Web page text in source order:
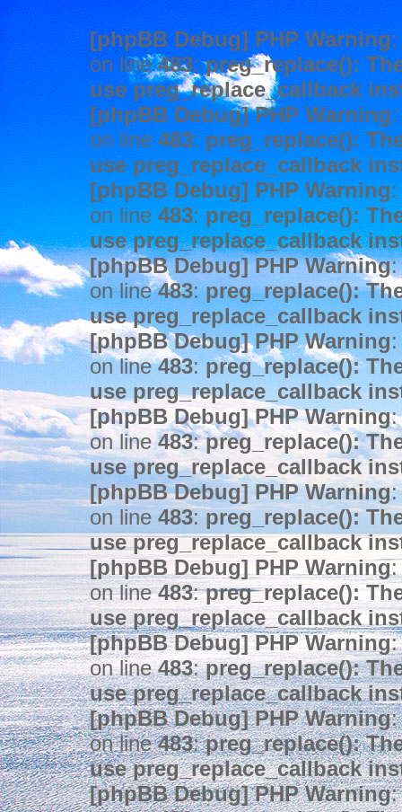
[phpBB Debug] PHP Warning
on line483:preg_replace():
use preg_replace_callback
[phpBB Debug] PHP Warning
on line 483: preg_replace():
use preg_replace_callback
[phpBB Debug] PHP Warning
on line 483: preg_replace():
use preg_replace_callback
[phpBB Debug] PHP Warning:
on line483:preg_replace():
use preg_replace_callback
[phpBB Debug] PHP Warning
on line483: preg_replace():
use preg_replace_callback
[phpBB Debug] PHP Warning:
on line483:preg_replace():
use preg_replace_callback
[phpBB Debug] PHP Warning:
on line 483:preg_replace():
use preg_replace_callback
[phpBB Debug] PHP Warning:
on line483:preg_replace():
use preg_replace_callback
[phpBB Debug] PHP Warning:
on line483:preg_replace():
use preg_replace_callback
[phpBB Debug] PHP Warning:
on line483:preg_replace():
use preg_replace_callback
[phpBB Debug] PHP Warning: